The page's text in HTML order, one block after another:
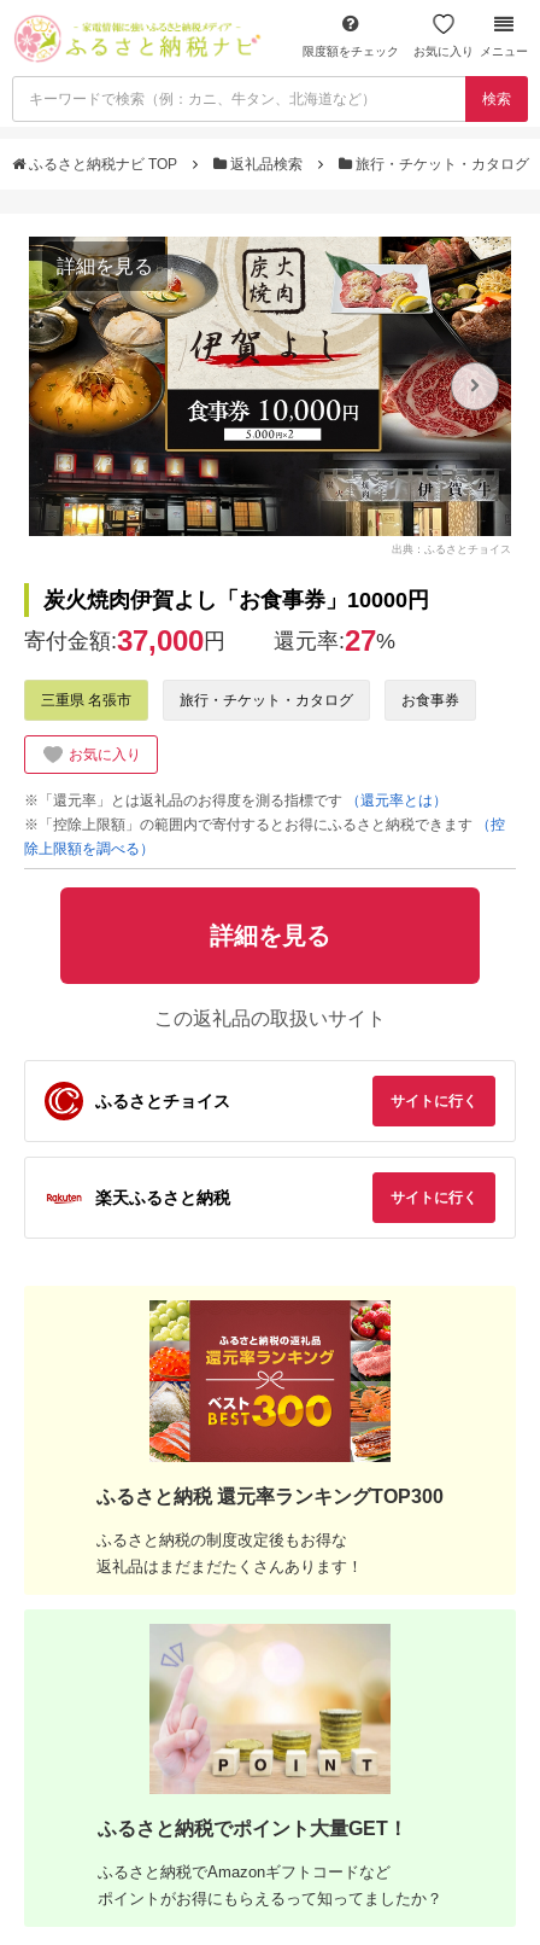
限度額をチェック お気に入り メニュー
検索
ふるさと納税ナビ TOP 返礼品検索 旅行・チケット・カタログ
詳細を見る
出典：ふるさとチョイス
炭火焼肉伊賀よし「お食事券」10000円
寄付金額:37,000円 還元率:27%
三重県 名張市 旅行・チケット・カタログ お食事券
お気に入り
※「還元率」とは返礼品のお得度を測る指標です
（還元率とは）
※「控除上限額」の範囲内で寄付するとお得にふるさと納税できます
（控
除上限額を調べる）
詳細を見る
この返礼品の取扱いサイト
ふるさとチョイス サイトに行く
楽天ふるさと納税 サイトに行く
ふるさと納税 還元率ランキングTOP300
ふるさと納税の制度改定後もお得な
返礼品はまだまだたくさんあります！
ふるさと納税でポイント大量GET！
ふるさと納税でAmazonギフトコードなど
ポイントがお得にもらえるって知ってましたか？